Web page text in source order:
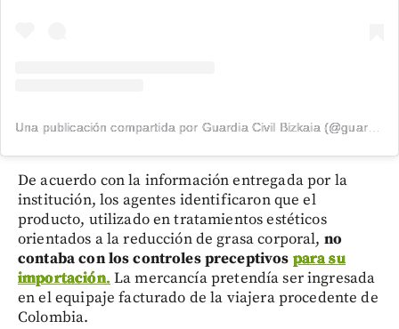
Una publicación compartida por Guardia Civil Bizkaia (@guardiacivilbizkaia)
De acuerdo con la información entregada por la
institución, los agentes identificaron que el
producto, utilizado en tratamientos estéticos
orientados a la reducción de grasa corporal, no
contaba con los controles preceptivos para su
importación.La mercancía pretendía ser ingresada
en el equipaje facturado de la viajera procedente de
Colombia.